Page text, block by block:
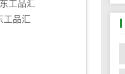
工品汇